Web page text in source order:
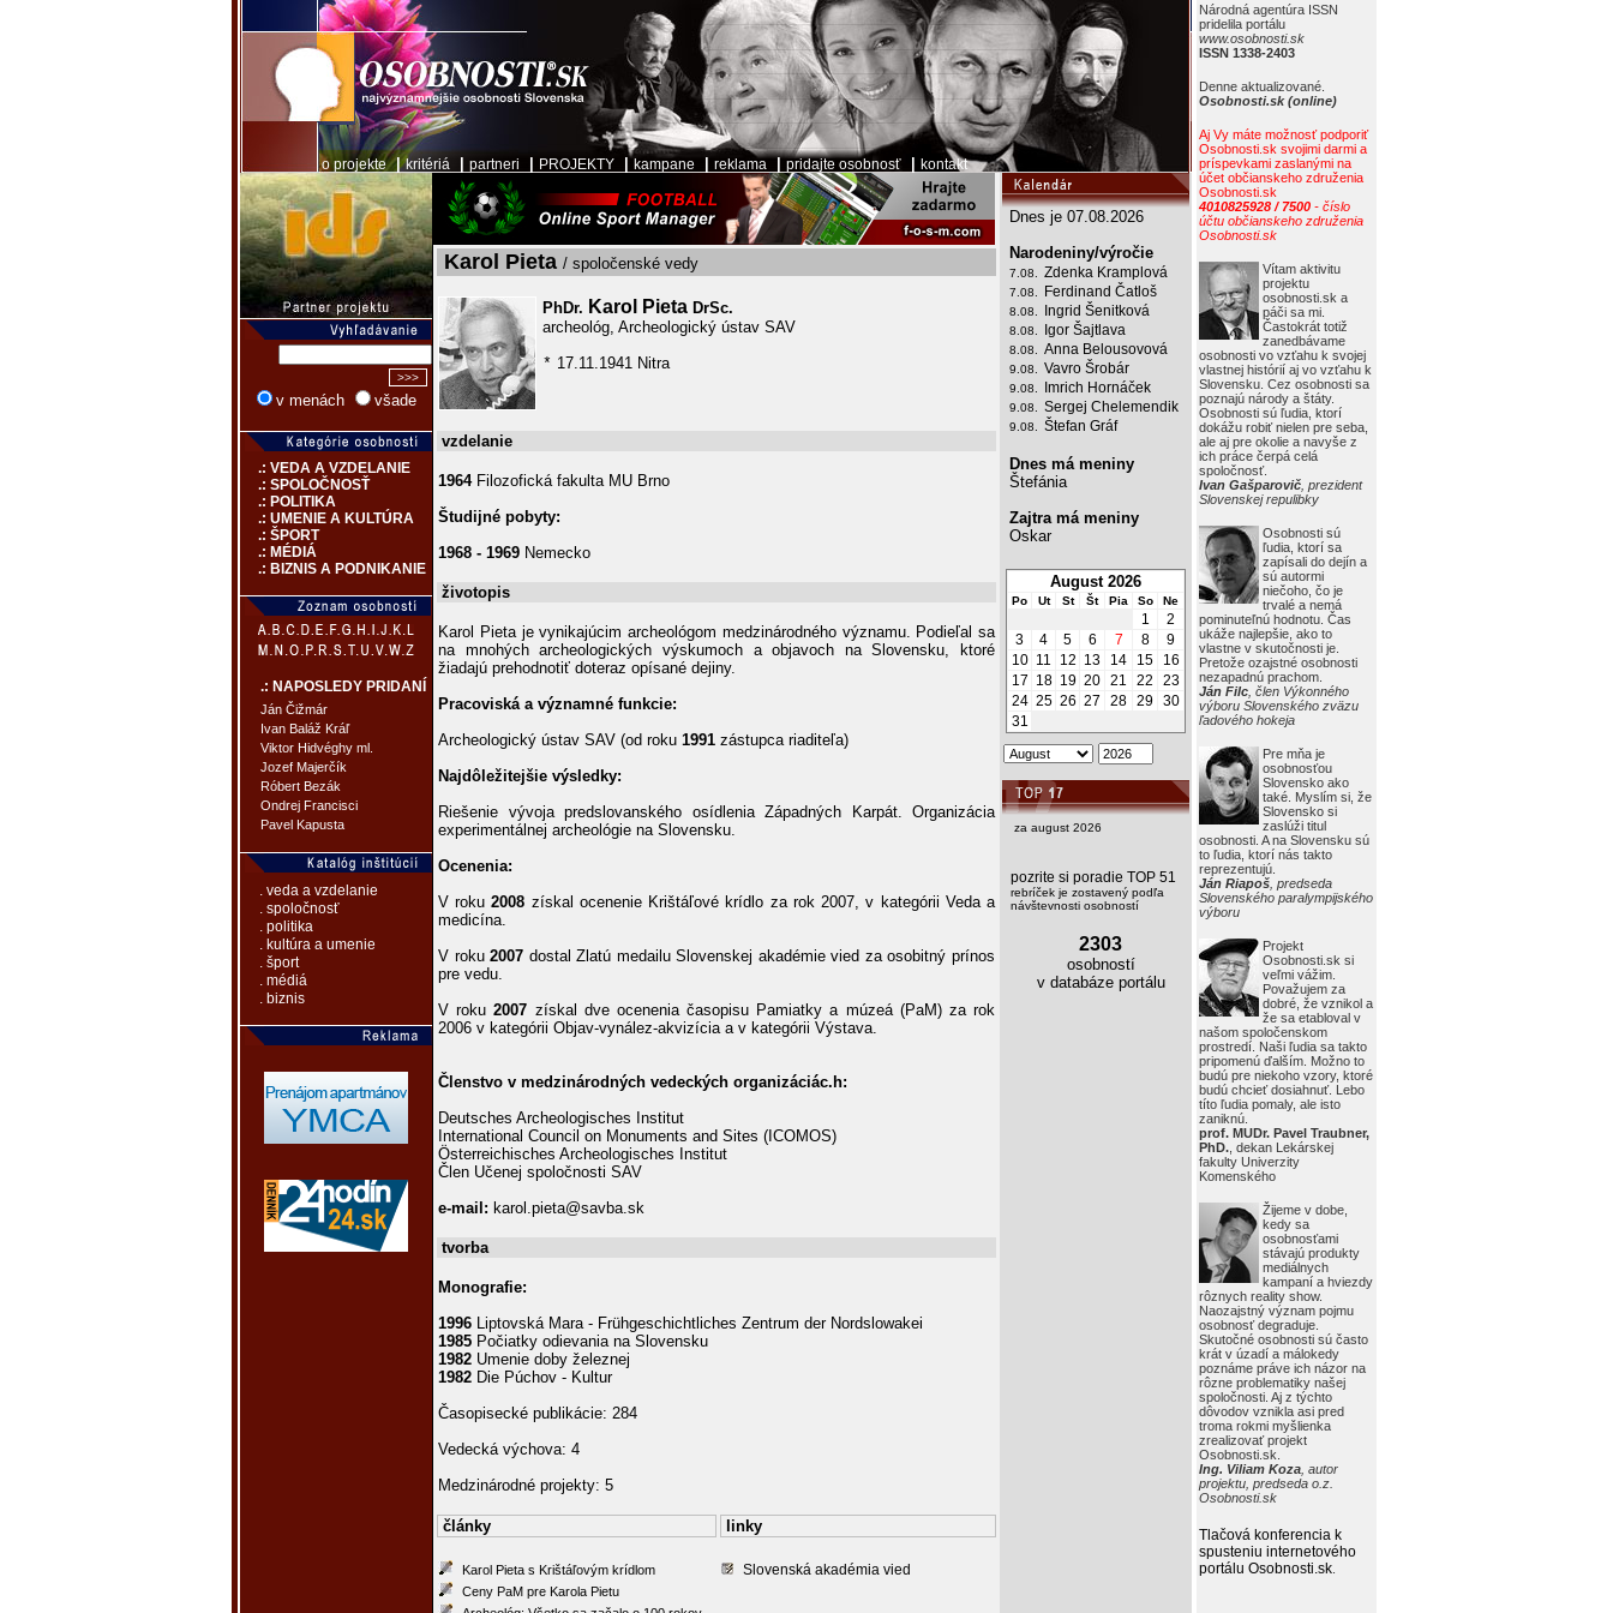
o projekte|kritériá partneri PROJEKTY kampane reklama pridajte osobnosť kontakt
Národná agentúra ISSN
pridelila portálu
www.osobnosti.sk
ISSN 1338-2403
Denne aktualizované.
Osobnosti.sk (online)
Aj Vy máte možnosť podporiť
Osobnosti.sk svojimi darmi a
príspevkami zaslanými na
účet občianskeho združenia
Osobnosti.sk
4010825928 / 7500 - číslo
účtu občianskeho združenia
Osobnosti.sk
Vítam aktivitu
projektu
osobnosti.sk a
páči sa mi.
Častokrát totiž
zanedbávame
osobnosti vo vzťahu k svojej
vlastnej histórií aj vo vzťahu k
Slovensku. Cez osobnosti sa
poznajú národy a štáty.
Osobnosti sú ľudia, ktorí
dokážu robiť nielen pre seba,
ale aj pre okolie a navyše z
ich práce čerpá celá
spoločnosť.
Ivan Gašparovič , prezident
Slovenskej repulibky
Osobnosti sú
ľudia, ktorí sa
zapísali do dejín a
sú autormi
niečoho, čo je
trvalé a nemá
pominuteľnú hodnotu. Čas
ukáže najlepšie, ako to
vlastne v skutočnosti je.
Pretože ozajstné osobnosti
nezapadnú prachom.
Ján Filc , člen Výkonného
výboru Slovenského zväzu
ľadového hokeja
Pre mňa je
osobnosťou
Slovensko ako
také. Myslím si, že
Slovensko si
zaslúži titul
osobnosti. A na Slovensku sú
to ľudia, ktorí nás takto
reprezentujú.
Ján Riapoš , predseda
Slovenského paralympijského
výboru
Projekt
Osobnosti.sk si
veľmi vážim.
Považujem za
dobré, že vznikol a
že sa etabloval v
našom spoločenskom
prostredí. Naši ľudia sa takto
pripomenú ďalším. Možno to
budú pre niekoho vzory, ktoré
budú chcieť dosiahnuť. Lebo
títo ľudia pomaly, ale isto
zaniknú.
prof. MUDr. Pavel Traubner,
PhD. , dekan Lekárskej
fakulty Univerzity
Komenského
Žijeme v dobe,
kedy sa
osobnosťami
stávajú produkty
mediálnych
kampaní a hviezdy
rôznych reality show.
Naozajstný význam pojmu
osobnosť degraduje.
Skutočné osobnosti sú často
krát v úzadí a málokedy
poznáme práve ich názor na
rôzne problematiky našej
spoločnosti. Aj z týchto
dôvodov vznikla asi pred
troma rokmi myšlienka
zrealizovať projekt
Osobnosti.sk.
Ing. Viliam Koza , autor
projektu, predseda o.z.
Osobnosti.sk
Tlačová konferencia k
spusteniu internetového
portálu Osobnosti.sk
v menách všade
.: VEDA A VZDELANIE
.: SPOLOČNOSŤ
.: POLITIKA
.: UMENIE A KULTÚRA
.: ŠPORT
.: MÉDIÁ
.: BIZNIS A PODNIKANIE
.: NAPOSLEDY PRIDANÍ
Ján Čižmár
Ivan Baláž Kráľ
Viktor Hidvéghy ml.
Jozef Majerčík
Róbert Bezák
Ondrej Francisci
Pavel Kapusta
. veda a vzdelanie
. spoločnosť
. politika
. kultúra a umenie
. šport
. médiá
. biznis
Karol Pieta / spoločenské vedy
PhDr. Karol Pieta DrSc.
archeológ, Archeologický ústav SAV
* 17.11.1941 Nitra
vzdelanie
1964Filozofická fakulta MU Brno
Študijné pobyty:
1968 - 1969 Nemecko
životopis
Karol Pieta je vynikajúcim archeológom medzinárodného významu. Podieľal sa
na mnohých archeologických výskumoch a objavoch na Slovensku, ktoré
žiadajú prehodnotiť doteraz opísané dejiny.
Pracoviská a významné funkcie:
Archeologický ústav SAV (od roku 1991 zástupca riaditeľa)
Najdôležitejšie výsledky:
Riešenie vývoja predslovanského osídlenia Západných Karpát. Organizácia
experimentálnej archeológie na Slovensku.
Ocenenia:
V roku2008 získal ocenenie Krištáľové krídlo za rok 2007, v kategórii Veda a
medicína.
V roku2007 dostal Zlatú medailu Slovenskej akadémie vied za osobitný prínos
pre vedu.
V roku2007 získal dve ocenenia časopisu Pamiatky a múzeá (PaM) za rok
2006 v kategórii Objav-vynález-akvizícia a v kategórii Výstava.
Členstvo v medzinárodných vedeckých organizáciác.h:
Deutsches Archeologisches Institut
International Council on Monuments and Sites (ICOMOS)
Österreichisches Archeologisches Institut
Člen Učenej spoločnosti SAV
e-mail: karol.pieta@savba.sk
tvorba
Monografie:
1996 Liptovská Mara - Frühgeschichtliches Zentrum der Nordslowakei
1985 Počiatky odievania na Slovensku
1982 Umenie doby železnej
1982 Die Púchov - Kultur
Časopisecké publikácie: 284
Vedecká výchova: 4
Medzinárodné projekty: 5
články linky
Karol Pieta s Krištáľovým krídlom
Ceny PaM pre Karola Pietu
Slovenská akadémia vied
Dnes je 07.08.2026
Narodeniny/výročie
7.08. Zdenka Kramplová
7.08. Ferdinand Čatloš
8.08. Ingrid Šenitková
8.08. Igor Šajtlava
8.08. Anna Belousovová
9.08. Vavro Šrobár
9.08. Imrich Hornáček
9.08. Sergej Chelemendik
9.08. Štefan Gráf
Dnes má meniny
Štefánia
Zajtra má meniny
Oskar
August 2026
Po Ut St Št Pia So Ne
1
2
3
4 5 6 7 8
9
10 11 12 13 14 15
16
17 18 19 20 21 22
23
24 25 26 27 28 29 30
31
za august 2026
pozrite si poradie TOP 51
rebríček je zostavený podľa
návštevnosti osobností
2303
osobností
v databáze portálu